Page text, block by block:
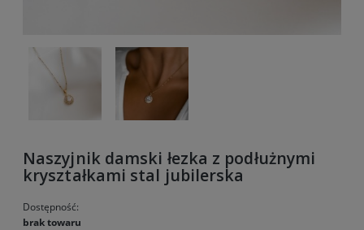
Naszyjnik damski łezka z podłużnymi
kryształkami stal jubilerska
Dostępność:
brak towaru